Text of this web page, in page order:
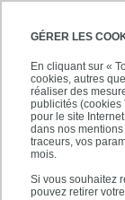
GÉRER LES
En cliquant sur «
cookies, autres
réaliser des
publicités (cookies
pour le site
dans nos
traceurs, vos
mois.
Si vous souhaitez
pouvez retirer
Université
Faculté des
humaines
61, avenue du
94010 Créteil